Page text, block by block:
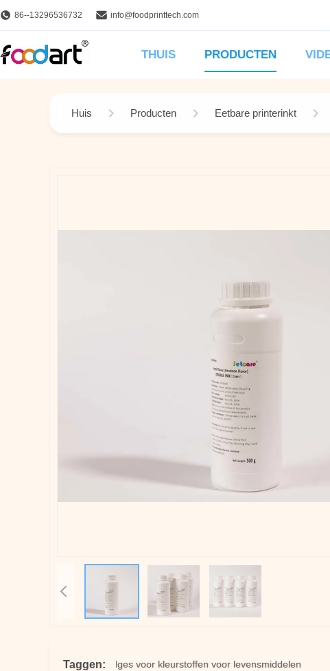
86--13296536732 info@foodprinttech.com
THUIS PRODUCTEN
Huis Producten Eetbare printerinkt
Taggen:
cartridges voor kleurstoffen voor levensmiddelen